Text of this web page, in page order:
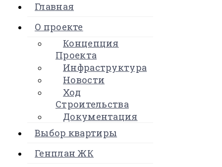
Главная
О проекте
Концепция
Проекта
Инфраструктура
Новости
Ход
Строительства
Документация
Выбор квартиры
Генплан ЖК